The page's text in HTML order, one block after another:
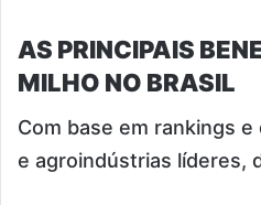
AS PRINCIPAIS
MILHO NO BRASIL
Com base em rankings
e agroindústrias líderes,